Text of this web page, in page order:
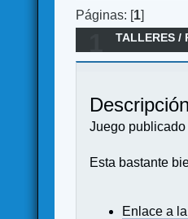
Páginas: [1]
TALLERES /
Juego
Esta bastante
Enlace a